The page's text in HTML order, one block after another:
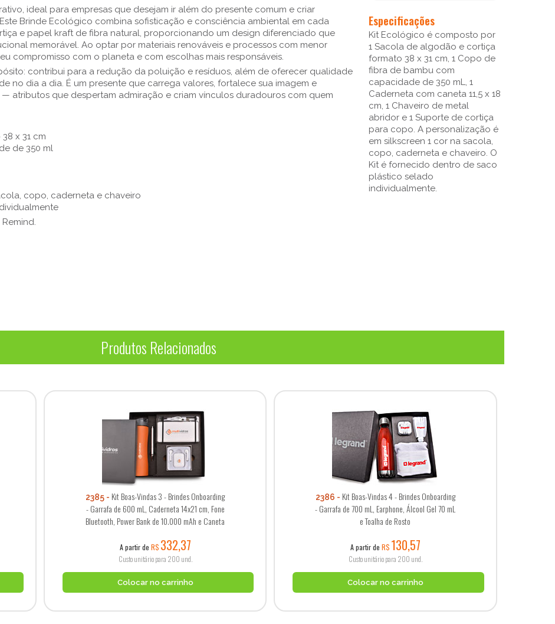
ideal para empresas que desejam ir além do presente comum e criar
Brinde Ecológico combina sofisticação e consciência ambiental em cada
e papel kraft de fibra natural, proporcionando um design diferenciado que
memorável. Ao optar por materiais renováveis e processos com menor
compromisso com o planeta e com escolhas mais responsáveis.
contribui para a redução da poluição e resíduos, além de oferecer qualidade
no dia a dia. É um presente que carrega valores, fortalece sua imagem e
atributos que despertam admiração e criam vínculos duradouros com quem
x 31 cm
de 350 ml
copo, caderneta e chaveiro
Especificações
Kit Ecológico é composto por
1 Sacola de algodão e cortiça
formato 38 x 31 cm, 1 Copo de
fibra de bambu com
capacidade de 350 mL, 1
Caderneta com caneta 11,5 x 18
cm, 1 Chaveiro de metal
abridor e 1 Suporte de cortiça
para copo. A personalização é
em silkscreen 1 cor na sacola,
copo, caderneta e chaveiro. O
Kit é fornecido dentro de saco
plástico selado
individualmente.
Produtos Relacionados
2385
Kit Boas-Vindas 3 - Brindes Onboarding
- Garrafa de 600 mL, Caderneta 14x21 cm, Fone
Bluetooth, Power Bank de 10.000 mAh e Caneta
A partir de R$ 332,37
Custo unitário para 200 und.
Colocar no carrinho
2386
Kit Boas-Vindas 4 - Brindes Onboarding
- Garrafa de 700 mL, Earphone, Álcool Gel 70 mL
e Toalha de Rosto
A partir de R$ 130,57
Custo unitário para 200 und.
Colocar no carrinho